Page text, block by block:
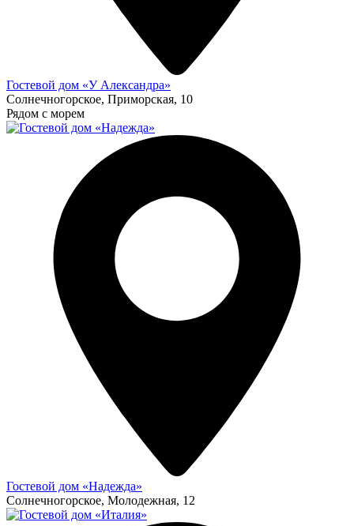
Гостевой дом «У Александра»
Солнечногорское, Приморская, 10
Рядом с морем
Гостевой дом «Надежда»
Солнечногорское, Молодежная, 12